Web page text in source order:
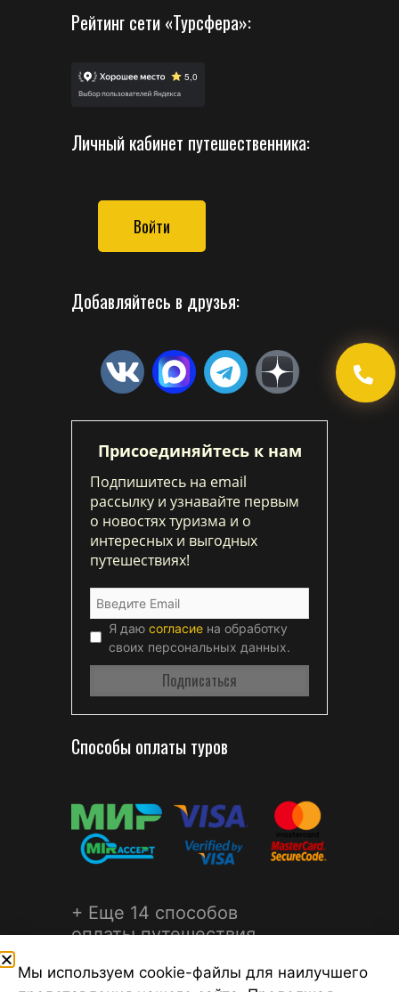
Рейтинг сети «Турсфера»:
Личный кабинет путешественника:
Войти
Добавляйтесь в друзья:
Присоединяйтесь к нам
Подпишитесь на email
рассылку и узнавайте первым
о новостях туризма и о
интересных и выгодных
путешествиях!
Я даю согласие на обработку
своих персональных данных.
Способы оплаты туров
+ Еще 14 способов
оплаты путешествия
Мы используем cookie-файлы для наилучшего